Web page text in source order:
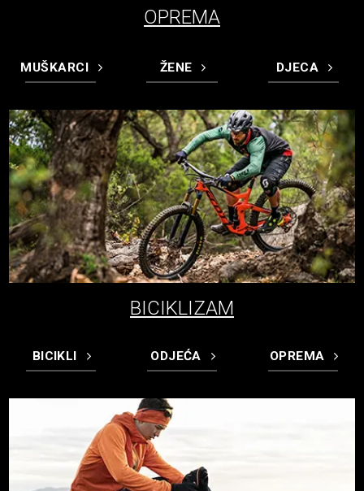
OPREMA
MUŠKARCI ŽENE DJECA
BICIKLIZAM
BICIKLI ODJEĆA OPREMA